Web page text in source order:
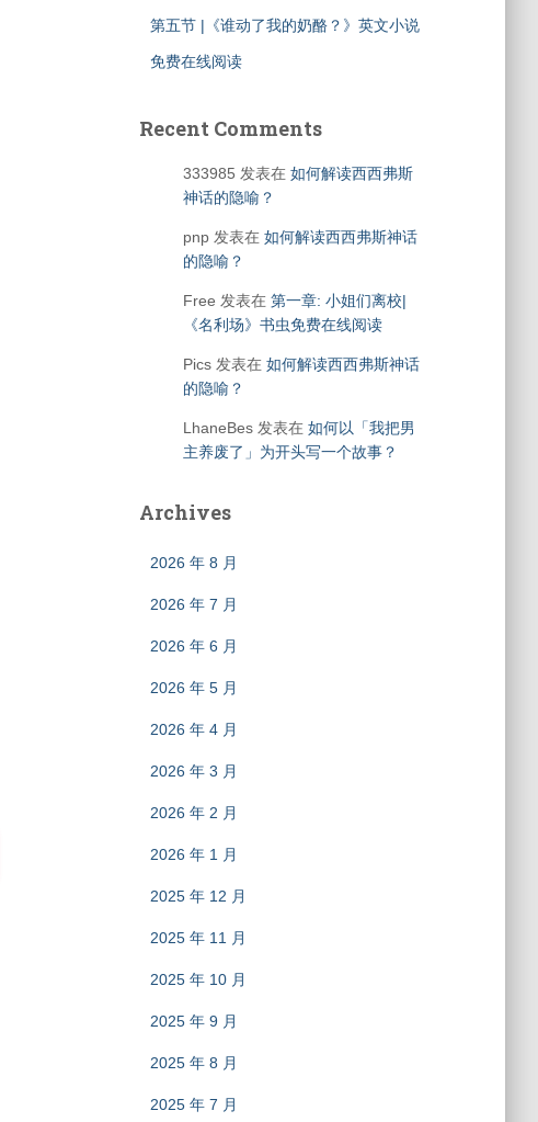
第五节 |《谁动了我的奶酪？》英文小说
免费在线阅读
Recent Comments
333985 发表在 如何解读西西弗斯
神话的隐喻？
pnp发表在 如何解读西西弗斯神话
的隐喻？
Free 发表在 第一章: 小姐们离校|
《名利场》书虫免费在线阅读
Pics发表在 如何解读西西弗斯神话
的隐喻？
LhaneBes发表在 如何以「我把男
主养废了」为开头写一个故事？
Archives
2026 年 8 月
2026 年 7 月
2026 年 6 月
2026 年 5 月
2026 年 4 月
2026 年 3 月
2026 年 2 月
2026 年 1 月
2025 年 12 月
2025 年 11 月
2025 年 10 月
2025 年 9 月
2025 年 8 月
2025 年 7 月